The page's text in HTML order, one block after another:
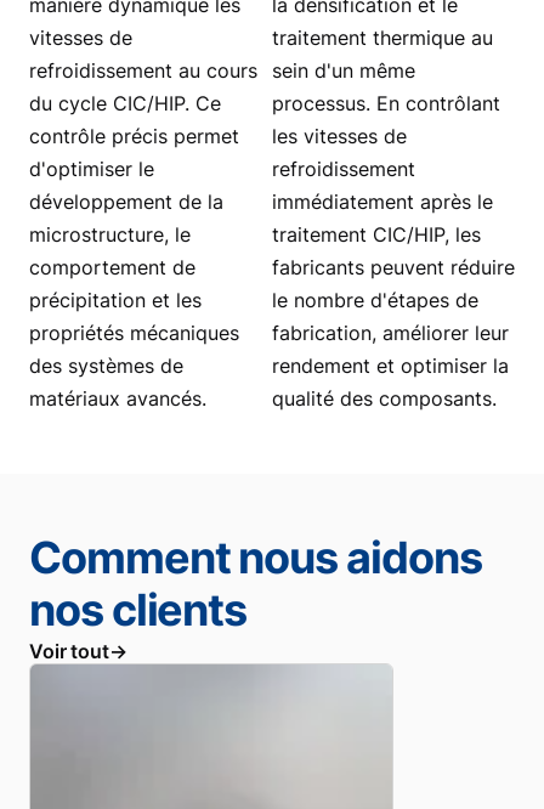
manière dynamique les
vitesses de
refroidissement au cours
du cycle CIC/HIP. Ce
contrôle précis permet
d'optimiser le
développement de la
microstructure, le
comportement de
précipitation et les
propriétés mécaniques
des systèmes de
matériaux avancés.
la densification et le
traitement thermique au
sein d'un même
processus. En contrôlant
les vitesses de
refroidissement
immédiatement après le
traitement CIC/HIP, les
fabricants peuvent réduire
le nombre d'étapes de
fabrication, améliorer leur
rendement et optimiser la
qualité des composants.
Comment nous aidons
nos clients
Voir tout